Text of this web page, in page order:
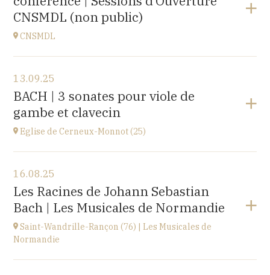
à20H00
Acheter vos billets
CNSMDL (non public)
CNSMDL
CNSMD | Conservatoire National Supérieur Musique
et Danse de Lyon
3 quai Chauveau, 69009 LYON
à
13.09.25
BACH | 3 sonates pour viole de
gambe et clavecin
Eglise de Cerneux-Monnot (25)
Eglise de Cerneux-Monnot (25)
lieu dit Les Cerneux-Monnots, 25210 Bonnétage
à20H00
16.08.25
Les Racines de Johann Sebastian
Bach | Les Musicales de Normandie
Saint-Wandrille-Rançon (76) | Les Musicales de
Normandie